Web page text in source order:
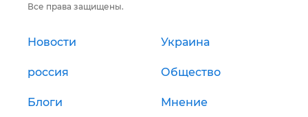
Все права защищены.
Новости Украина
россия Общество
Блоги Мнение